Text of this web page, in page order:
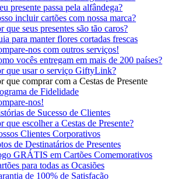
presente passa pela alfândega?
incluir cartões com nossa marca?
que seus presentes são tão caros?
para manter flores cortadas frescas
nos com outros serviços!
vocês entregam em mais de 200 países?
que usar o serviço GiftyLink?
que comprar com a Cestas de Presente
de Fidelidade
nos!
de Sucesso de Clientes
que escolher a Cestas de Presente?
Clientes Corporativos
de Destinatários de Presentes
GRÁTIS em Cartões Comemorativos
para todas as Ocasiões
de 100% de Satisfação